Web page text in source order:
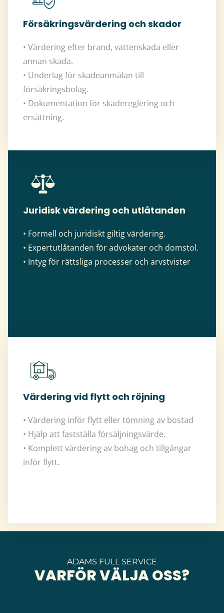
Värdering vid flytt och röjning
• Värdering inför flytt eller tömning av bostad
• Hjälp att fastställa försäljningsvärde.
• Komplett värdering av bohag och tillgångar
inför flytt.
Juridisk värdering och utlåtanden
• Formell och juridiskt giltig värdering.
• Expertutlåtanden för advokater och domstol.
• Intyg för rättsliga processer och arvstvister
Försäkringsvärdering och skador
• Värdering efter brand, vattenskada eller
annan skada.
• Underlag för skadeanmälan till
försäkringsbolag.
• Dokumentation för skadereglering och
ersättning.
ADAMS FULL SERVICE
VARFÖR VÄLJA OSS?